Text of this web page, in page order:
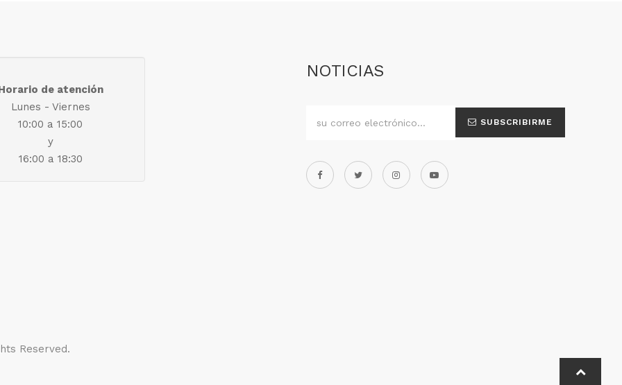
de atención
Lunes - Viernes
10:00 a 15:00
y
16:00 a 18:30
NOTICIAS
SUBSCRIBIRME
Reserved.